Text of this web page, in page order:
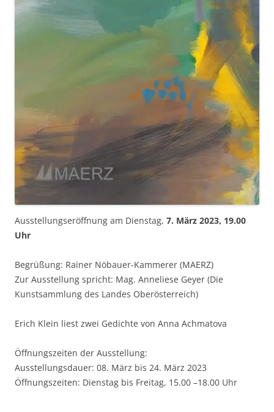
Ausstellungseröffnung am Dienstag, 7. März 2023, 19.00
Uhr
Begrüßung: Rainer Nöbauer-Kammerer (MAERZ)
Zur Ausstellung spricht: Mag. Anneliese Geyer (Die
Kunstsammlung des Landes Oberösterreich)
Erich Klein liest zwei Gedichte von Anna Achmatova
Öffnungszeiten der Ausstellung:
Ausstellungsdauer: 08. März bis 24. März 2023
Öffnungszeiten: Dienstag bis Freitag, 15.00 –18.00 Uhr